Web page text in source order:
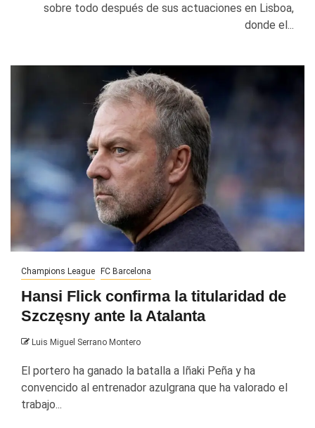
sobre todo después de sus actuaciones en Lisboa,
donde el...
Champions League FC Barcelona
Hansi Flick confirma la titularidad de
Szczęsny ante la Atalanta
Luis Miguel Serrano Montero
El portero ha ganado la batalla a Iñaki Peña y ha
convencido al entrenador azulgrana que ha valorado el
trabajo...